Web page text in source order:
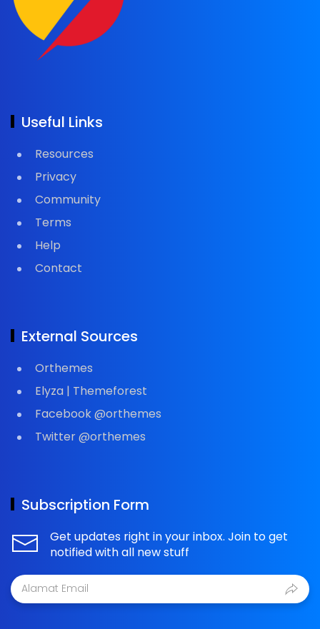
Useful Links
Resources
Privacy
Community
Terms
Help
Contact
External Sources
Orthemes
Elyza | Themeforest
Facebook @orthemes
Twitter @orthemes
Subscription Form
Get updates right in your inbox. Join to get
notified with all new stuff